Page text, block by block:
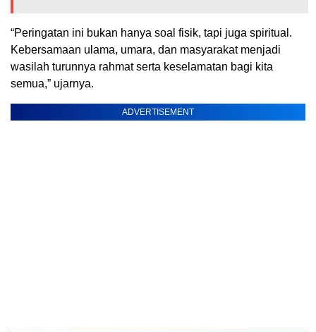
“Peringatan ini bukan hanya soal fisik, tapi juga spiritual.
Kebersamaan ulama, umara, dan masyarakat menjadi
wasilah turunnya rahmat serta keselamatan bagi kita
semua,” ujarnya.
ADVERTISEMENT